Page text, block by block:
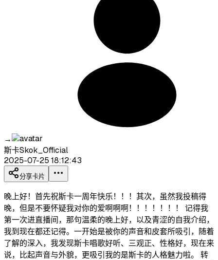
→
斯卡Skok_Official
2025-07-25 18:12:43
分享卡片
晚上好！首先祝斯卡一周年快乐！！！其次，虽然我投稿得
晚，但是不要怀疑我对你的爱啊啊啊！！！！！！！ 记得我
第一次进直播间，那句温柔的晚上好，以及青涩的自我介绍，
我到现在都还记得。一开始是被你的声音和皮套所吸引，随着
了解的深入，我发现斯卡唱歌好听、三观正、性格好，现在来
说，比起声音与外貌，更吸引我的是斯卡的人格魅力啦。 转